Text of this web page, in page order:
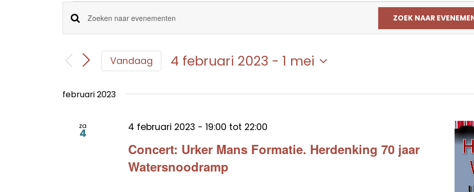
Evenementen
Evenementen
Zoeken
en
weergeven
navigatie
Vul
een
in.
Zoek
Evenementen
met
ZOEK NAAR
Vandaag 4 februari 2023 - 1 mei
februari 2023
za
4
Concert: Urker Mans Formatie. Herdenking 70 jaar
Watersnoodramp
4 februari 2023 - 19:00 tot 22:00